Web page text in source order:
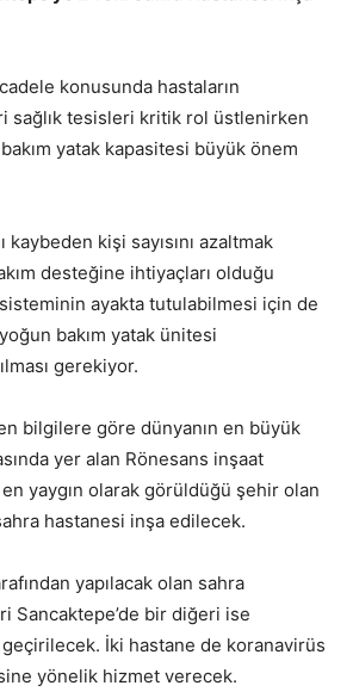
konusunda hastaların
sağlık tesisleri kritik rol üstlenirken
yatak kapasitesi büyük önem
kaybeden kişi sayısını azaltmak
desteğine ihtiyaçları olduğu
ayakta tutulabilmesi için de
bakım yatak ünitesi
gerekiyor.
bilgilere göre dünyanın en büyük
yer alan Rönesans inşaat
en yaygın olarak görüldüğü şehir olan
hastanesi inşa edilecek.
yapılacak olan sahra
Sancaktepe’de bir diğeri ise
geçirilecek. İki hastane de koranavirüs
yönelik hizmet verecek.